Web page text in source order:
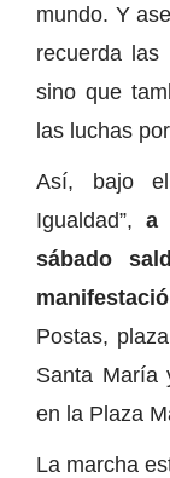
mundo. Y
recuerda las
sino que
las luchas
Así, bajo
Igualdad”, a
sábado
Postas,
Santa María
en la Plaza
La marcha